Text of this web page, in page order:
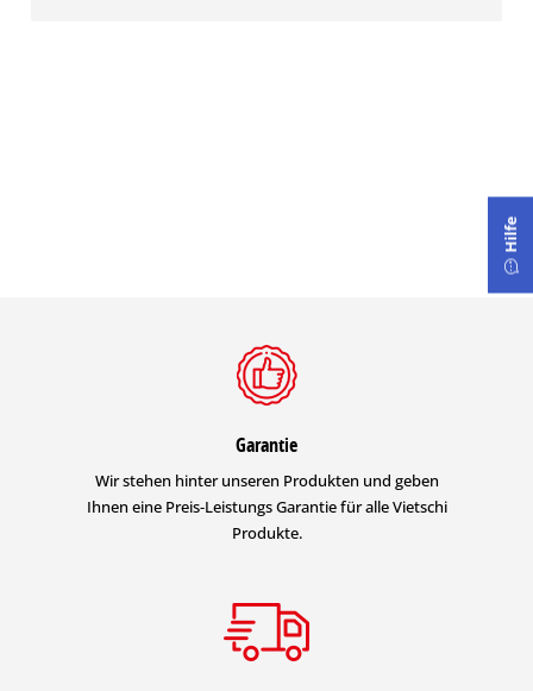
Garantie
Wir stehen hinter unseren Produkten und geben
Ihnen eine Preis-Leistungs Garantie für alle Vietschi
Produkte.
Hilfe